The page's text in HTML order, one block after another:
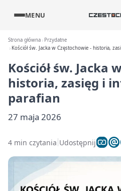
MENU
Strona główna
Przydatne
Kościół św. Jacka w Częstochowie - historia,
Kościół św. Jacka
historia, zasięg i
parafian
27 maja 2026
4 min czytania Udostępnij